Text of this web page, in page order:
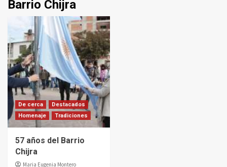
Barrio Chijra
De cerca
Destacados
Homenaje
Tradiciones
57 años del Barrio
Chijra
Maria Eugenia Montero